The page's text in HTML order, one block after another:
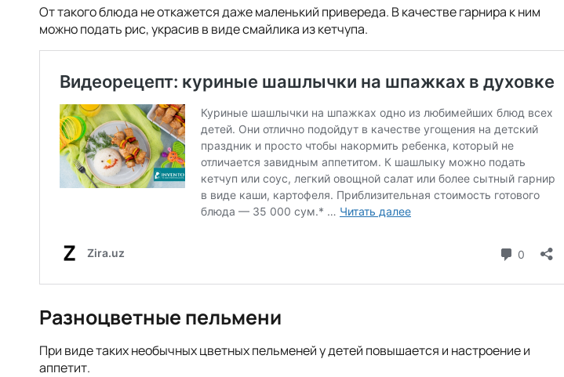
От такого блюда не откажется даже маленький привереда. В качестве гарнира к ним
можно подать рис, украсив в виде смайлика из кетчупа.
Разноцветные пельмени
При виде таких необычных цветных пельменей у детей повышается и настроение и
аппетит.